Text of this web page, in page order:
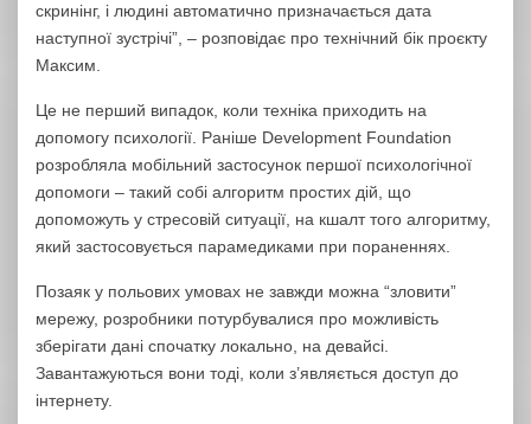
скринінг, і людині автоматично призначається дата
наступної зустрічі”, – розповідає про технічний бік проєкту
Максим.
Це не перший випадок, коли техніка приходить на
допомогу психології. Раніше Development Foundation
розробляла мобільний застосунок першої психологічної
допомоги – такий собі алгоритм простих дій, що
допоможуть у стресовій ситуації, на кшалт того алгоритму,
який застосовується парамедиками при пораненнях.
Позаяк у польових умовах не завжди можна “зловити”
мережу, розробники потурбувалися про можливість
зберігати дані спочатку локально, на девайсі.
Завантажуються вони тоді, коли з’являється доступ до
інтернету.